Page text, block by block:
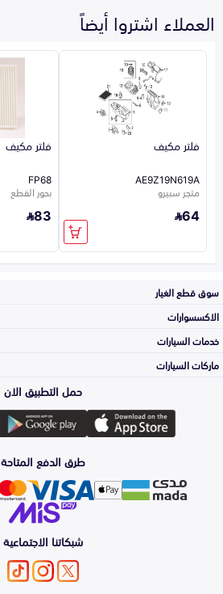
العملاء اشتروا أيضاً
فلتر مكيف
AE9Z19N619A
متجر سبيرو
64
فلتر مكيف
FP68
بحور القطع
83
سوق قطع الغيار
المكائن، القيرات
وملحقاتها
الشمعات
والاصطبات (الاضاءة)
الفرامل والأقمشة
الاكسسوارات
لوازم الرحلات
اكسسوارات العناية
الزيوت و السوائل
خدمات السيارات
الأكثر مبيعاً
التلميع والعناية
اصلاح الطلاء
ماركات السيارات
تويوتا
هيونداي
كيا
حمل التطبيق الان
طرق الدفع المتاحة
شبكاتنا الاجتماعية